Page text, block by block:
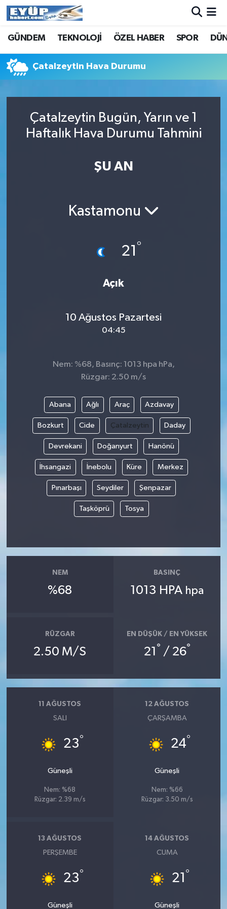
GÜNDEM TEKNOLOJİ ÖZEL HABER SPOR
Çatalzeytin Hava Durumu
Çatalzeytin Bugün, Yarın ve 1
Haftalık Hava Durumu Tahmini
ŞU AN
Kastamonu
21°
Açık
10 Ağustos Pazartesi
04:45
Nem: %68, Basınç: 1013 hpa hPa,
Rüzgar: 2.50 m/s
Abana Ağlı Araç Azdavay
Bozkurt Cide Çatalzeytin Daday
Devrekani Doğanyurt Hanönü
İhsangazi İnebolu Küre Merkez
Pınarbaşı Seydiler Şenpazar
Taşköprü Tosya
NEM
%68
BASINÇ
1013 HPA hpa
RÜZGAR
2.50 M/S
EN DÜŞÜK / EN YÜKSEK
21 ° / 26°
11 AĞUSTOS
SALI
23°
Güneşli
Nem: %68
Rüzgar: 2.39 m/s
12 AĞUSTOS
ÇARŞAMBA
24°
Güneşli
Nem: %66
Rüzgar: 3.50 m/s
13 AĞUSTOS
PERŞEMBE
23°
Güneşli
14 AĞUSTOS
CUMA
21 °
Güneşli